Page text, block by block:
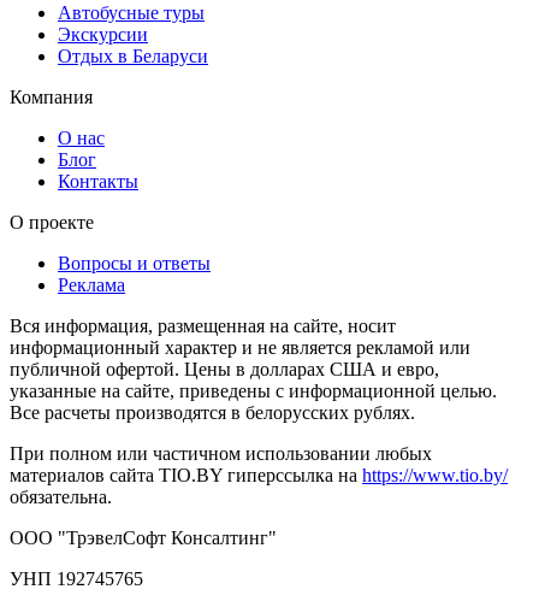
Автобусные туры
Экскурсии
Отдых в Беларуси
Компания
О нас
Блог
Контакты
О проекте
Вопросы и ответы
Реклама
Вся информация, размещенная на сайте, носит
информационный характер и не является рекламой или
публичной офертой. Цены в долларах США и евро,
указанные на сайте, приведены с информационной целью.
Все расчеты производятся в белорусских рублях.
При полном или частичном использовании любых
материалов сайта TIO.BY гиперссылка на https://www.tio.by/
обязательна.
ООО "ТрэвелСофт Консалтинг"
УНП 192745765